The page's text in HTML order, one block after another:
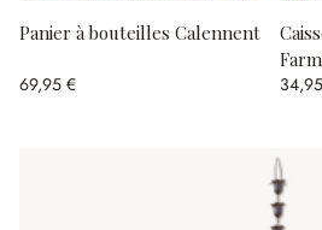
Panier à bouteilles Calennent
69,95 €